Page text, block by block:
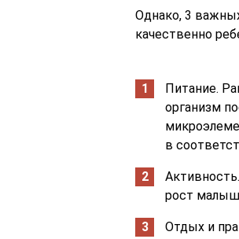
Однако, 3
качественно
Питание.
организм
в
рост
Отдых и